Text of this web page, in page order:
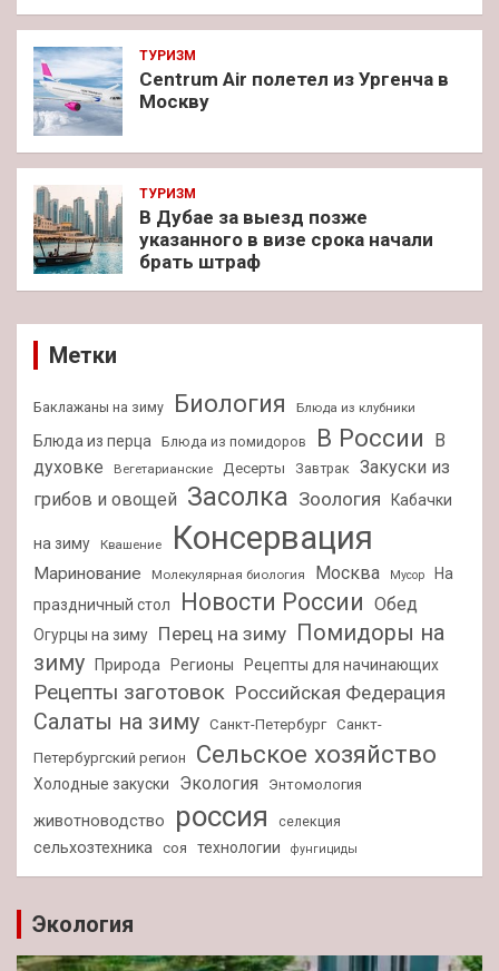
ТУРИЗМ
Centrum Air полетел из Ургенча в
Москву
ТУРИЗМ
В Дубае за выезд позже
указанного в визе срока начали
брать штраф
Метки
Баклажаны на зиму Биология Блюда из клубники
Блюда из перца Блюда из помидоров В России
В
духовке
Вегетарианские Десерты Завтрак Закуски из
грибов и овощей Засолка Зоология Кабачки
на зиму Квашение Консервация
Маринование Молекулярная биология Москва Мусор
На
праздничный стол
Новости России Обед
Огурцы на зиму Перец на зиму Помидоры на
зиму
Природа Регионы Рецепты для начинающих
Рецепты заготовок Российская Федерация
Салаты на зиму Санкт-Петербург Санкт-
Петербургский регион
Сельское хозяйство
Холодные закуски Экология Энтомология
животноводство россия селекция
сельхозтехника соя технологии фунгициды
Экология